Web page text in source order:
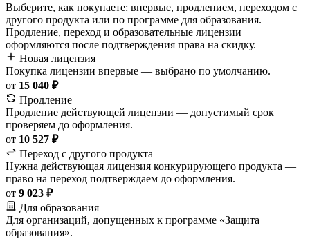
Выберите, как покупаете: впервые, продлением, переходом с
другого продукта или по программе для образования.
Продление, переход и образовательные лицензии
оформляются после подтверждения права на скидку.
Новая лицензия
Покупка лицензии впервые — выбрано по умолчанию.
от 15 040 ₽
Продление
Продление действующей лицензии — допустимый срок
проверяем до оформления.
от 10 527 ₽
Переход с другого продукта
Нужна действующая лицензия конкурирующего продукта —
право на переход подтверждаем до оформления.
от 9 023 ₽
Для образования
Для организаций, допущенных к программе «Защита
образования».